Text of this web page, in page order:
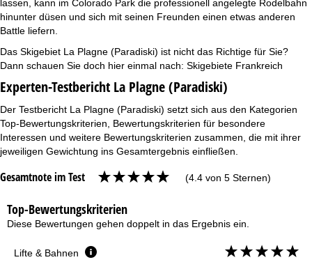
lassen, kann im Colorado Park die professionell angelegte Rodelbahn
hinunter düsen und sich mit seinen Freunden einen etwas anderen
Battle liefern.
Das Skigebiet La Plagne (Paradiski) ist nicht das Richtige für Sie?
Dann schauen Sie doch hier einmal nach: Skigebiete Frankreich
Experten-Testbericht La Plagne (Paradiski)
Der Testbericht La Plagne (Paradiski) setzt sich aus den Kategorien
Top-Bewertungskriterien, Bewertungskriterien für besondere
Interessen und weitere Bewertungskriterien zusammen, die mit ihrer
jeweiligen Gewichtung ins Gesamtergebnis einfließen.
Gesamtnote im Test (4.4 von 5 Sternen)
Top-Bewertungskriterien
Diese Bewertungen gehen doppelt in das Ergebnis ein.
Lifte & Bahnen